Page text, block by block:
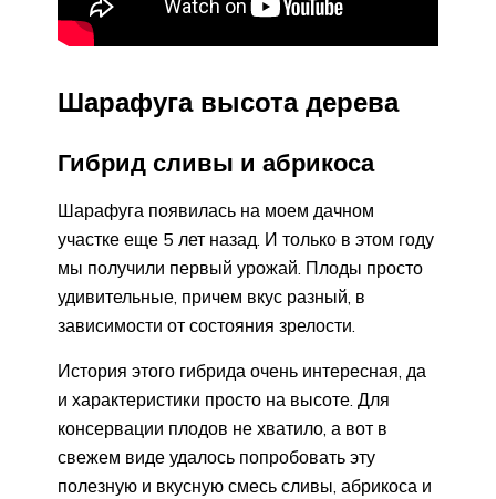
Шарафуга высота дерева
Гибрид сливы и абрикоса
Шарафуга появилась на моем дачном
участке еще 5 лет назад. И только в этом году
мы получили первый урожай. Плоды просто
удивительные, причем вкус разный, в
зависимости от состояния зрелости.
История этого гибрида очень интересная, да
и характеристики просто на высоте. Для
консервации плодов не хватило, а вот в
свежем виде удалось попробовать эту
полезную и вкусную смесь сливы, абрикоса и